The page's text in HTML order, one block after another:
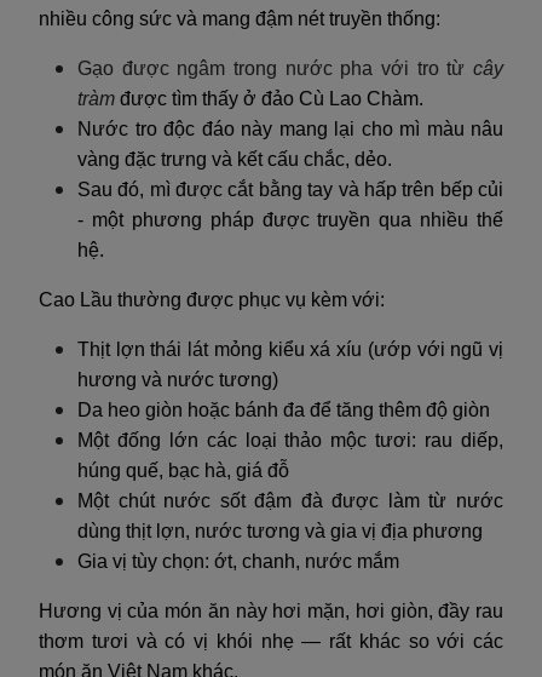
nhiều công sức và mang đậm nét truyền thống:
Gạo được ngâm trong nước pha với tro từ cây
tràm được tìm thấy ở đảo Cù Lao Chàm.
Nước tro độc đáo này mang lại cho mì màu nâu
vàng đặc trưng và kết cấu chắc, dẻo.
Sau đó, mì được cắt bằng tay và hấp trên bếp củi
- một phương pháp được truyền qua nhiều thế
hệ.
Cao Lầu thường được phục vụ kèm với:
Thịt lợn thái lát mỏng kiểu xá xíu (ướp với ngũ vị
hương và nước tương)
Da heo giòn hoặc bánh đa để tăng thêm độ giòn
Một đống lớn các loại thảo mộc tươi: rau diếp,
húng quế, bạc hà, giá đỗ
Một chút nước sốt đậm đà được làm từ nước
dùng thịt lợn, nước tương và gia vị địa phương
Gia vị tùy chọn: ớt, chanh, nước mắm
Hương vị của món ăn này hơi mặn, hơi giòn, đầy rau
thơm tươi và có vị khói nhẹ — rất khác so với các
món ăn Việt Nam khác.